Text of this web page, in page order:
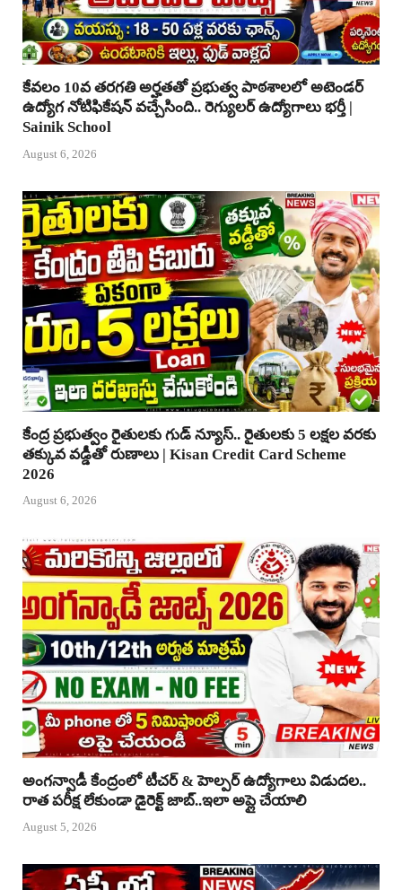
కేవలం 10వ తరగతి అర్హతతో ప్రభుత్వ పాఠశాలలో అటెండర్
ఉద్యోగ నోటిఫికేషన్ వచ్చేసింది.. రెగ్యులర్ ఉద్యోగాలు భర్తీ |
Sainik School
August 6, 2026
కేంద్ర ప్రభుత్వం రైతులకు గుడ్ న్యూస్.. రైతులకు 5 లక్షల వరకు
తక్కువ వడ్డీతో రుణాలు | Kisan Credit Card Scheme
2026
August 6, 2026
అంగన్వాడీ కేంద్రంలో టీచర్ & హెల్పర్ ఉద్యోగాలు విడుదల..
రాత పరీక్ష లేకుండా డైరెక్ట్ జాబ్..ఇలా అప్లై చేయాలి
August 5, 2026